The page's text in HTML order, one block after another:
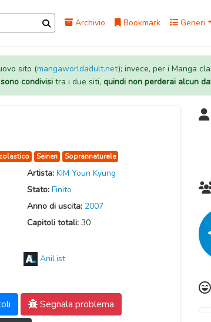
Archivio Bookmark Generi
sito (mangaworldadult.net); invece, per i Manga
condivisitra i due siti, quindi non perderai alcun
Seinen Soprannaturale
Artista: KIM Youn Kyung
Stato: Finito
Anno di uscita: 2007
Capitoli totali: 30
AniList
Segnala problema